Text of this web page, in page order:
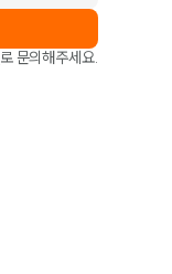
로 문의해주세요.